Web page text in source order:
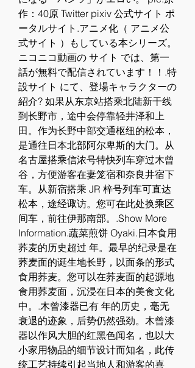
作：40原 Twitter pixiv 公式サイト ポ
ータルサイト.アニメ化（ アニメ公
式サイト ）もしている本シリーズ。
ニコニコ動画の サイト では、第一
話が無料で配信されています！！.特
設サイト にて、登場キャラクターの
紹介? 如果从东京站搭乘北陆新干线
到长野市，途中会停靠轻井泽和上
田。作为长野中部交通枢纽的松本，
是通往日本北部阿尔卑斯的大门。从
名古屋搭乘信浓号特快列车穿过木曾
谷，方便游客在妻笼宿和奈良井宿下
车。从新宿搭乘 JR 梓号列车可直达
松本，途经诹访。您可在此处换乘区
间车，前往伊那南部。.Show More
Information.蔬菜煎饼 Oyaki.日本食用
荞麦的历史超过 年。最早的纪录是在
荞麦面的诞生地长野，以面条的形式
食用荞麦。您可以在荞麦面的起源地
食用荞麦面，沉浸在日本的美食文化
中。.木曾漆器已有 年的历史，毫无
衰退的迹象，后势仍然强劲。木曾漆
器以作风大胆的红黑色闻名，也以大
小家用物品的细节设计而知名，此传
统工艺持续引起当地人和游客的喜